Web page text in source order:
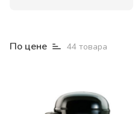
По цене 44 товара